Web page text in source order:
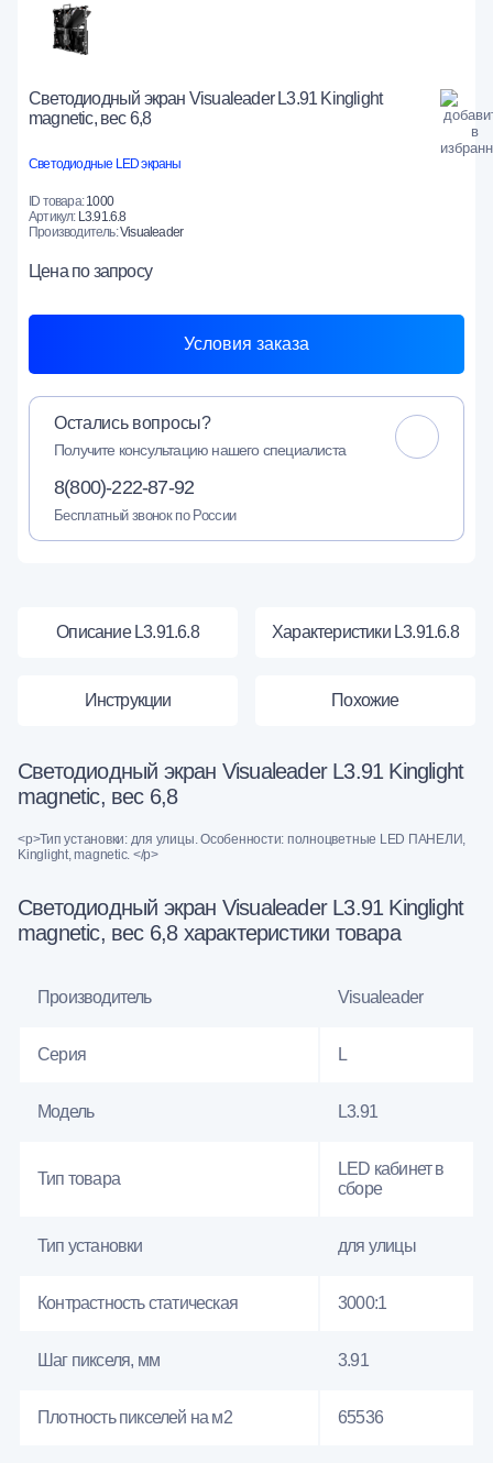
Светодиодный экран Visualeader L3.91 Kinglight
magnetic, вес 6,8
Светодиодные LED экраны
ID товара:1000
Артикул: L3.91.6.8
Производитель:Visualeader
Цена по запросу
Условия заказа
Остались вопросы?
Получите консультацию нашего специалиста
8(800)-222-87-92
Бесплатный звонок по России
Описание L3.91.6.8 Характеристики L3.91.6.8
Инструкции Похожие
Светодиодный экран Visualeader L3.91 Kinglight
magnetic, вес 6,8
<p>Тип установки: для улицы. Особенности: полноцветные LED ПАНЕЛИ,
Kinglight, magnetic. </p>
Светодиодный экран Visualeader L3.91 Kinglight
magnetic, вес 6,8 характеристики товара
Производитель Visualeader
Серия L
Модель L3.91
Тип товара
LED кабинет в
сборе
Тип установки для улицы
Контрастность статическая 3000:1
Шаг пикселя, мм 3.91
Плотность пикселей на м2 65536